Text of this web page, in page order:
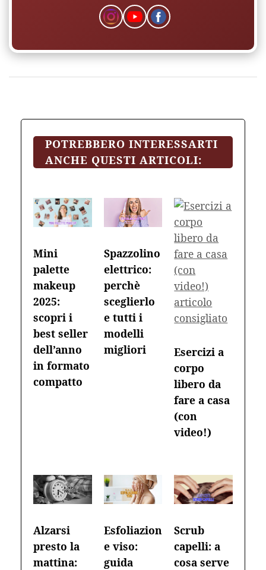
POTREBBERO INTERESSARTI
ANCHE QUESTI ARTICOLI:
Mini
palette
makeup
2025:
scopri i
best seller
dell’anno
in formato
compatto
Spazzolino
elettrico:
perchè
sceglierlo
e tutti i
modelli
migliori
Esercizi a
corpo
libero da
fare a casa
(con
video!)
Alzarsi
presto la
mattina:
Esfoliazion
e viso:
guida
Scrub
capelli: a
cosa serve